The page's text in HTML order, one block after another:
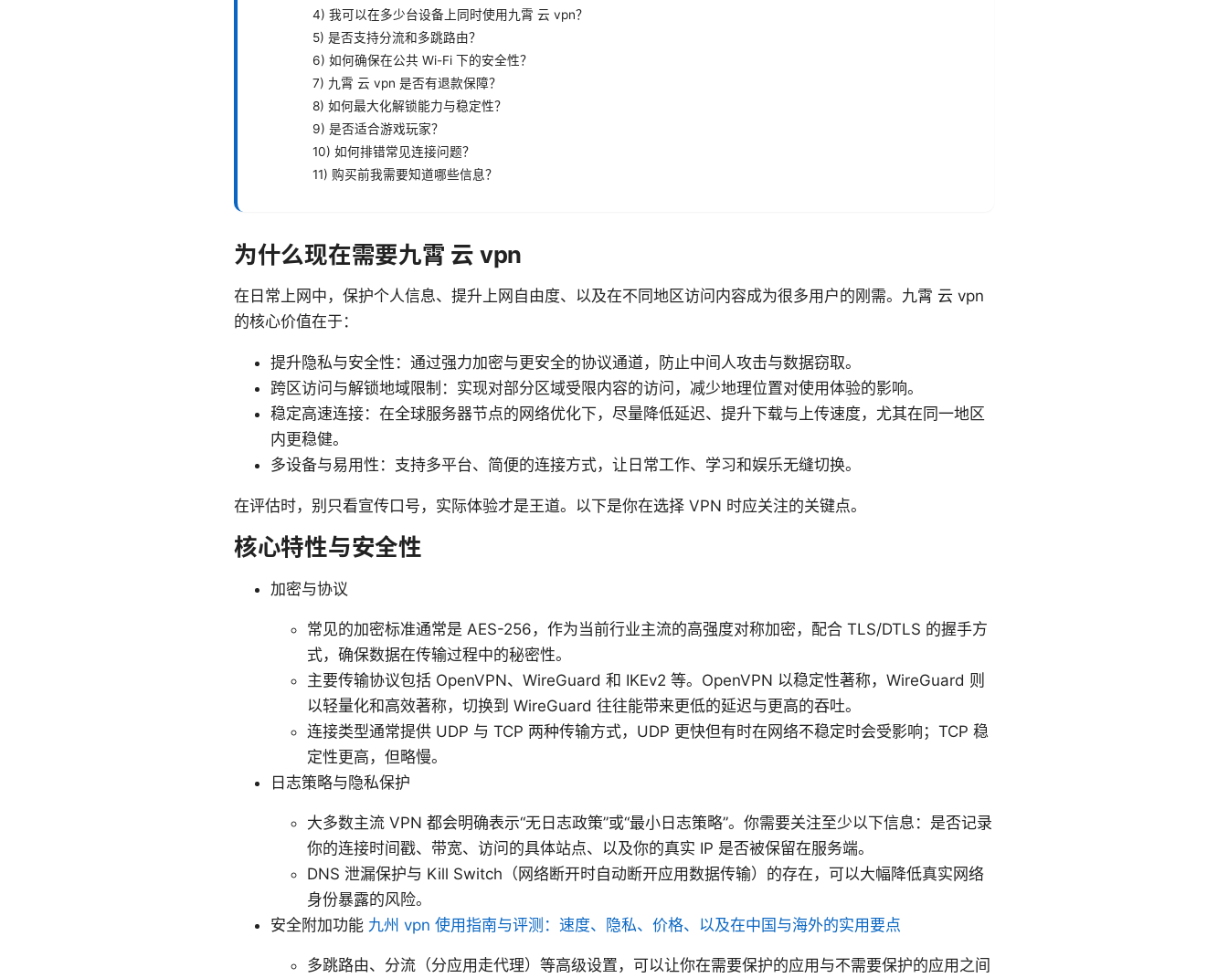
4) 我可以在多少台设备上同时使用九霄 云 vpn？
5) 是否支持分流和多跳路由？
6) 如何确保在公共 Wi-Fi 下的安全性？
7) 九霄 云 vpn 是否有退款保障？
8) 如何最大化解锁能力与稳定性？
9) 是否适合游戏玩家？
10) 如何排错常见连接问题？
11) 购买前我需要知道哪些信息？
为什么现在需要九霄 云 vpn
在日常上网中，保护个人信息、提升上网自由度、以及在不同地区访问内容成为很多用户的刚需。九霄 云 vpn
的核心价值在于：
提升隐私与安全性：通过强力加密与更安全的协议通道，防止中间人攻击与数据窃取。
跨区访问与解锁地域限制：实现对部分区域受限内容的访问，减少地理位置对使用体验的影响。
稳定高速连接：在全球服务器节点的网络优化下，尽量降低延迟、提升下载与上传速度，尤其在同一地区
内更稳健。
多设备与易用性：支持多平台、简便的连接方式，让日常工作、学习和娱乐无缝切换。
在评估时，别只看宣传口号，实际体验才是王道。以下是你在选择 VPN 时应关注的关键点。
核心特性与安全性
加密与协议
常见的加密标准通常是 AES-256，作为当前行业主流的高强度对称加密，配合 TLS/DTLS 的握手方
式，确保数据在传输过程中的秘密性。
主要传输协议包括 OpenVPN、WireGuard 和 IKEv2 等。OpenVPN 以稳定性著称，WireGuard 则
以轻量化和高效著称，切换到 WireGuard 往往能带来更低的延迟与更高的吞吐。
连接类型通常提供 UDP 与 TCP 两种传输方式，UDP 更快但有时在网络不稳定时会受影响；TCP 稳
定性更高，但略慢。
日志策略与隐私保护
大多数主流 VPN 都会明确表示“无日志政策”或“最小日志策略”。你需要关注至少以下信息：是否记录
你的连接时间戳、带宽、访问的具体站点、以及你的真实 IP 是否被保留在服务端。
DNS 泄漏保护与 Kill Switch（网络断开时自动断开应用数据传输）的存在，可以大幅降低真实网络
身份暴露的风险。
安全附加功能 九州 vpn 使用指南与评测：速度、隐私、价格、以及在中国与海外的实用要点
多跳路由、分流（分应用走代理）等高级设置，可以让你在需要保护的应用与不需要保护的应用之间